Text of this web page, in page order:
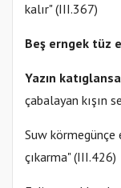
kalır" (III.367)
Beş erngek tüz
Yazın
çabalayan kışın
Suw körmegünçe
çıkarma" (III.426)